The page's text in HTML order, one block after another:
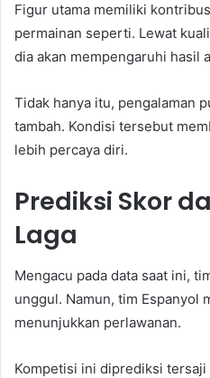
Figur utama memiliki
permainan seperti. Lewat
dia akan mempengaruhi hasil
Tidak hanya itu, pengalaman
tambah. Kondisi tersebut
lebih percaya diri.
Prediksi Skor
Laga
Mengacu pada data saat ini,
unggul. Namun, tim Espanyol
menunjukkan perlawanan.
Kompetisi ini diprediksi